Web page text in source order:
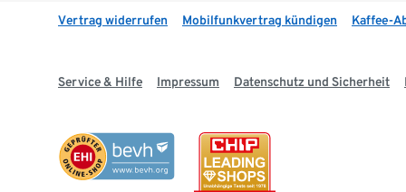
Vertrag widerrufen Mobilfunkvertrag kündigen Kaffee-
Service & Hilfe Impressum Datenschutz und Sicherheit